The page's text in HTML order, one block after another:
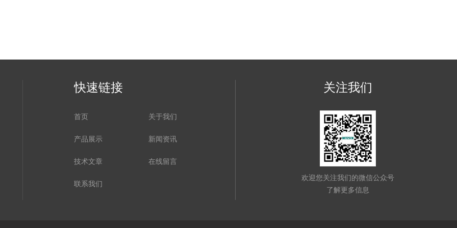
快速链接
首页 关于我们
产品展示 新闻资讯
技术文章 在线留言
联系我们
关注我们
欢迎您关注我们的微信公众号
了解更多信息